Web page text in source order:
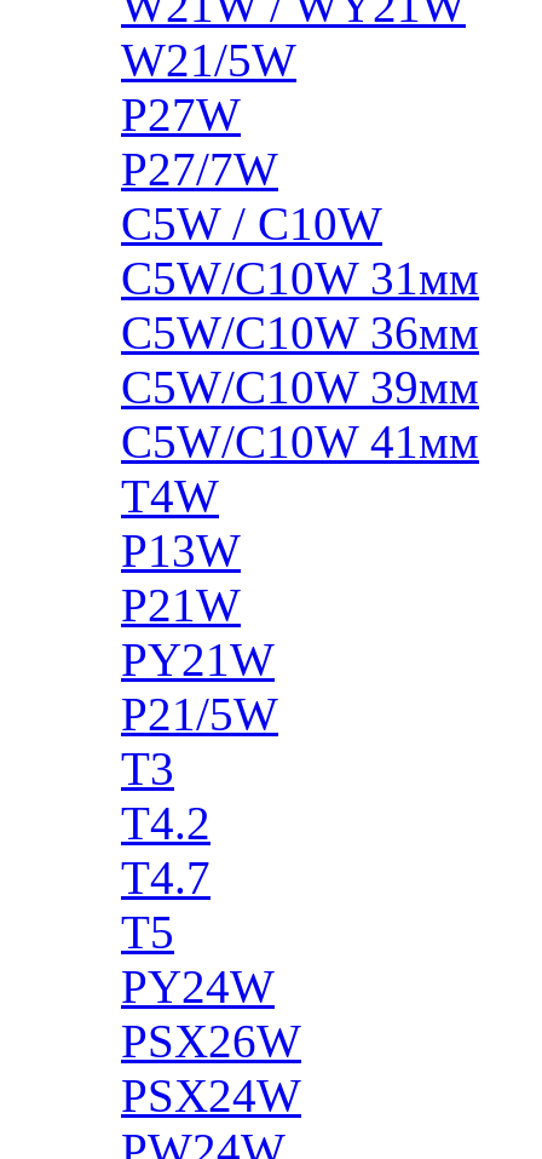
W21/5W
P27W
P27/7W
C5W / C10W
C5W/C10W 31мм
C5W/C10W 36мм
C5W/C10W 39мм
C5W/C10W 41мм
T4W
P13W
P21W
PY21W
P21/5W
T3
T4.2
T4.7
T5
PY24W
PSX26W
PSX24W